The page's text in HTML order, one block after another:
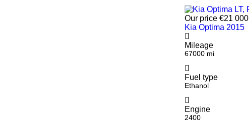
Our price €21 000
Kia Optima 2015
Mileage
67000 mi
Fuel type
Ethanol
Engine
2400